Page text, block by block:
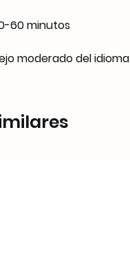
60 minutos
moderado del idioma